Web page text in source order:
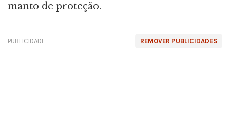
manto de proteção.
REMOVER PUBLICIDADES
PUBLICIDADE